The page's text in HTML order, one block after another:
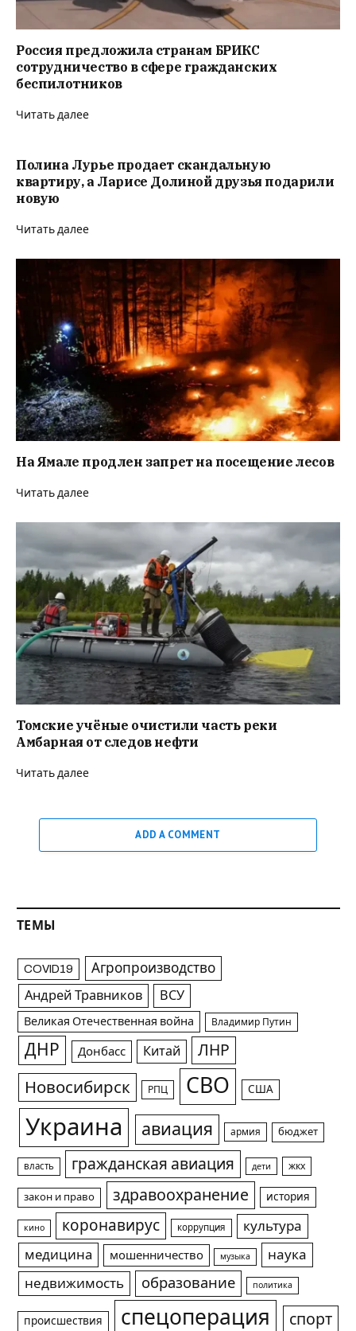
Россия предложила странам БРИКС
сотрудничество в сфере гражданских
беспилотников
Читать далее
Полина Лурье продает скандальную
квартиру, а Ларисе Долиной друзья подарили
новую
Читать далее
На Ямале продлен запрет на посещение лесов
Читать далее
Томские учёные очистили часть реки
Амбарная от следов нефти
Читать далее
ADD A COMMENT
ТЕМЫ
COVID19 Агропроизводство
Андрей Травников ВСУ
Великая Отечественная война Владимир Путин
ДНР Донбасс Китай ЛНР
Новосибирск РПЦ СВО США
Украина авиация армия бюджет
власть гражданская авиация дети жкх
закон и право здравоохранение история
кино коронавирус коррупция
культура
медицина
мошенничество музыка
наука
недвижимость
образование политика
происшествия спецоперация спорт